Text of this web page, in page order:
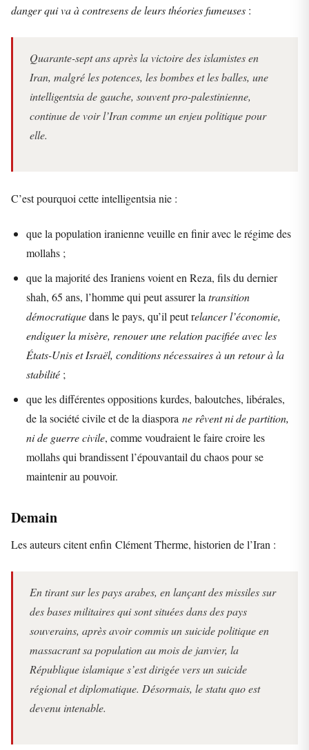
danger qui va à contresens de leurs théories fumeuses :
Quarante-sept ans après la victoire des islamistes en
Iran, malgré les potences, les bombes et les balles, une
intelligentsia de gauche, souvent pro-palestinienne,
continue de voir l’Iran comme un enjeu politique pour
elle.
C’est pourquoi cette intelligentsia nie :
que la population iranienne veuille en finir avec le régime des
mollahs ;
que la majorité des Iraniens voient en Reza, fils du dernier
shah, 65 ans, l’homme qui peut assurer latransition
démocratiquedans le pays, qu’il peut relancer l’économie,
endiguer la misère, renouer une relation pacifiée avec les
États-Unis et Israël, conditions nécessaires à un retour à la
stabilité ;
que les différentes oppositions kurdes, baloutches, libérales,
de la société civile et de la diasporane rêvent ni de partition,
ni de guerre civile, comme voudraient le faire croire les
mollahs qui brandissent l’épouvantail du chaos pour se
maintenir au pouvoir.
Demain
Les auteurs citent enfin Clément Therme, historien de l’Iran :
En tirant sur les pays arabes, en lançant des missiles sur
des bases militaires qui sont situées dans des pays
souverains, après avoir commis un suicide politique en
massacrant sa population au mois de janvier, la
République islamique s’est dirigée vers un suicide
régional et diplomatique. Désormais, le statu quo est
devenu intenable.